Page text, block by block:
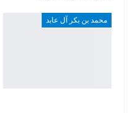
محمد بن بكر آل عابد